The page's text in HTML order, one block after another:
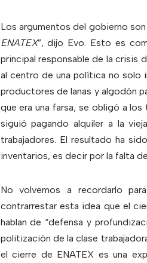
Los argumentos del gobierno
ENATEX”, dijo Evo. Esto es
principal responsable de la crisis
al centro de una política no solo
productores de lanas y algodón
que era una farsa; se obligó a
siguió pagando alquiler a la
trabajadores. El resultado ha
inventarios, es decir por la falta
No volvemos a recordarlo
contrarrestar esta idea que el
hablan de “defensa y
politización de la clase
el cierre de ENATEX es una